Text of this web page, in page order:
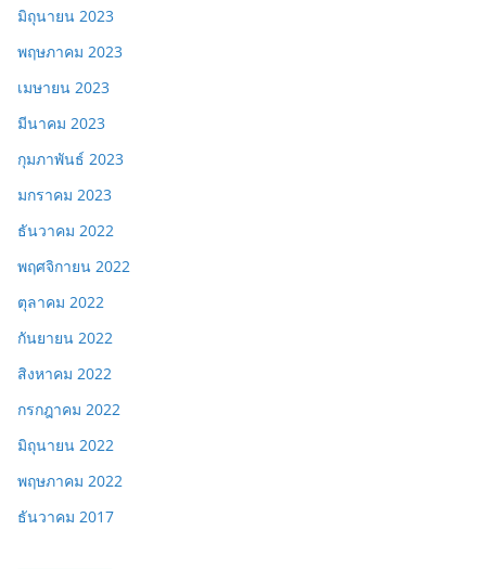
มิถุนายน 2023
พฤษภาคม 2023
เมษายน 2023
มีนาคม 2023
กุมภาพันธ์ 2023
มกราคม 2023
ธันวาคม 2022
พฤศจิกายน 2022
ตุลาคม 2022
กันยายน 2022
สิงหาคม 2022
กรกฎาคม 2022
มิถุนายน 2022
พฤษภาคม 2022
ธันวาคม 2017